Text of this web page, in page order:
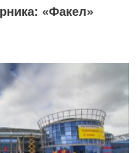
«Факел»